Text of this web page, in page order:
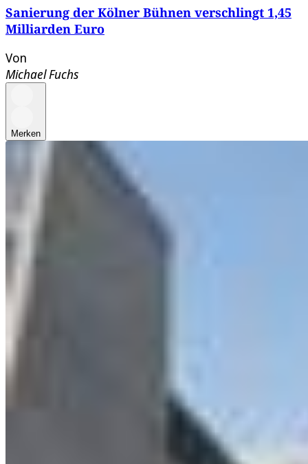
Sanierung der Kölner Bühnen verschlingt 1,45
Milliarden Euro
Von
Michael Fuchs
Merken